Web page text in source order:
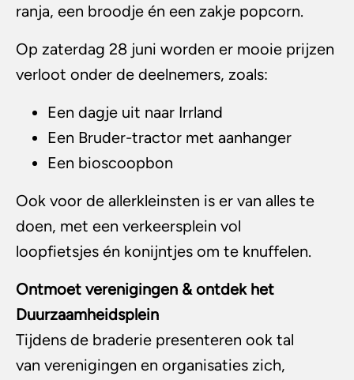
ranja, een broodje én een zakje popcorn.
Op zaterdag 28 juni worden er mooie prijzen
verloot onder de deelnemers, zoals:
Een dagje uit naar Irrland
Een Bruder-tractor met aanhanger
Een bioscoopbon
Ook voor de allerkleinsten is er van alles te
doen, met een verkeersplein vol
loopfietsjes én konijntjes om te knuffelen.
Ontmoet verenigingen & ontdek het
Duurzaamheidsplein
Tijdens de braderie presenteren ook tal
van verenigingen en organisaties zich,